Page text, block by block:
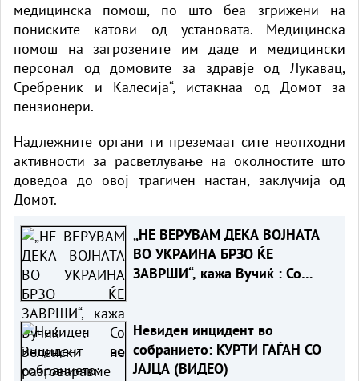
медицинска помош, по што беа згрижени на
пониските катови од установата. Медицинска
помош на загрозените им даде и медицински
персонал од домовите за здравје од Лукавац,
Сребреник и Калесија“, истакнаа од Домот за
пензионери.
Надлежните органи ги преземаат сите неопходни
активности за расветлување на околностите што
доведоа до овој трагичен настан, заклучија од
Домот.
„НЕ ВЕРУВАМ ДЕКА ВОЈНАТА
ВО УКРАИНА БРЗО ЌЕ
ЗАВРШИ“, кажа Вучиќ : Со
Невиден инцидент во
собранието: КУРТИ ГАЃАН СО
ЈАЈЦА (ВИДЕО)